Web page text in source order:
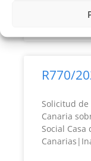
R770/
Solicitud
Canaria
Social Casa